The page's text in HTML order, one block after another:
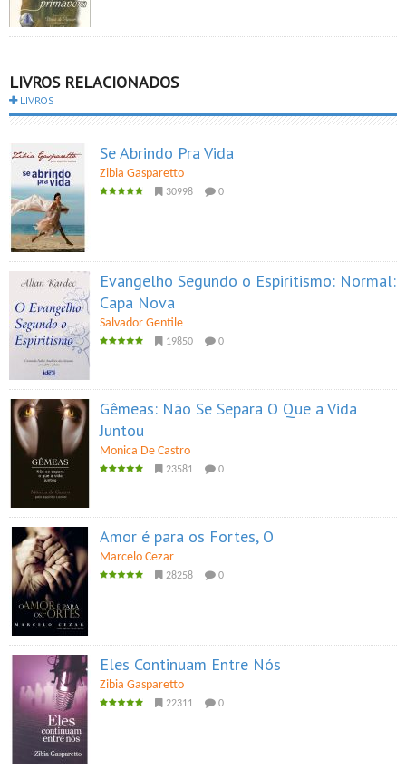
LIVROS RELACIONADOS
LIVROS
Se Abrindo Pra Vida
Zibia Gasparetto
30998 0
Evangelho Segundo o Espiritismo: Normal:
Capa Nova
Salvador Gentile
19850 0
Gêmeas: Não Se Separa O Que a Vida
Juntou
Monica De Castro
23581 0
Amor é para os Fortes, O
Marcelo Cezar
28258 0
Eles Continuam Entre Nós
Zibia Gasparetto
22311 0